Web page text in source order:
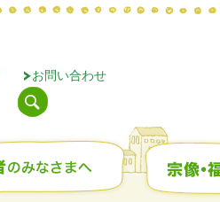
お問い合わせ